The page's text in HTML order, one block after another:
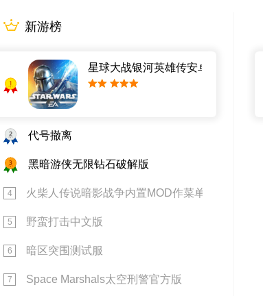
新游榜
1
星球大战银河英雄传安卓版
2 代号撤离
3 黑暗游侠无限钻石破解版
4 火柴人传说暗影战争内置MOD作菜单2026
5 野蛮打击中文版
6 暗区突围测试服
7 Space Marshals太空刑警官方版